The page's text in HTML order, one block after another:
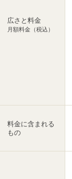
広さと料金
月額料金（税込）
料金に含まれる
もの